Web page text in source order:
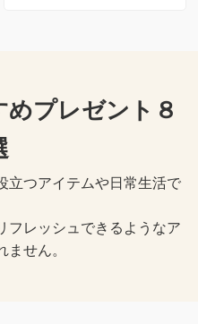
プレゼント８
立つアイテムや日常生活で
フレッシュできるようなア
ません。